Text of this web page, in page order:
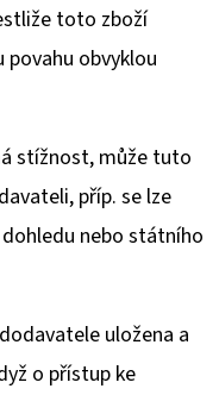
toto zboží
povahu obvyklou
stížnost, může tuto
příp. se lze
nebo státního
uložena a
o přístup ke